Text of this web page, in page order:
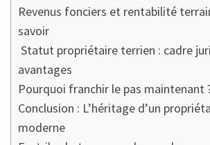
Revenus fonciers et rentabilité
savoir
Statut propriétaire terrien : cadre
avantages
Pourquoi franchir le pas maintenant
Conclusion : L’héritage d’un
moderne